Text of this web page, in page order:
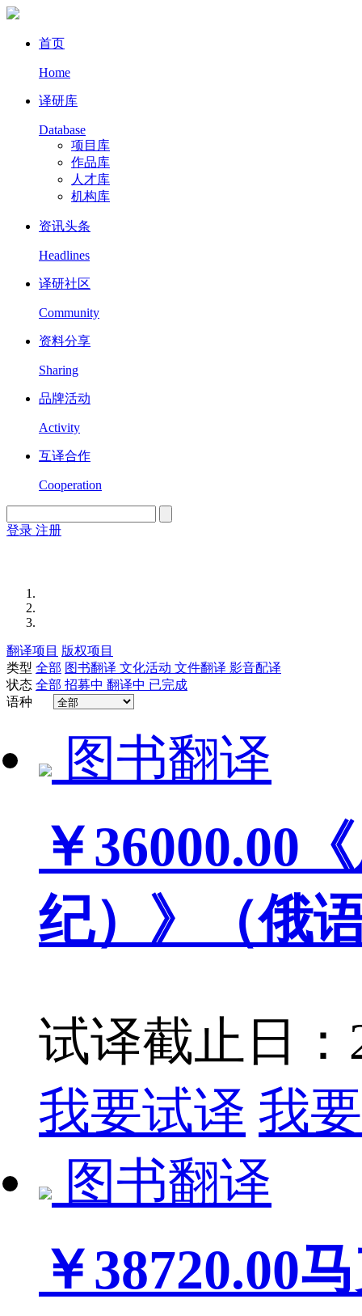
首页
Home
译研库
Database
项目库
作品库
人才库
机构库
资讯头条
Headlines
译研社区
Community
资料分享
Sharing
品牌活动
Activity
互译合作
Cooperation
登录 注册
翻译项目 版权项目
类型 全部 图书翻译 文化活动 文件翻译 影音配译
状态 全部 招募中 翻译中 已完成
语种
图书翻译
￥36000.00
纪）》（俄
试译截止日：
我要试译 我
图书翻译
￥38720.00